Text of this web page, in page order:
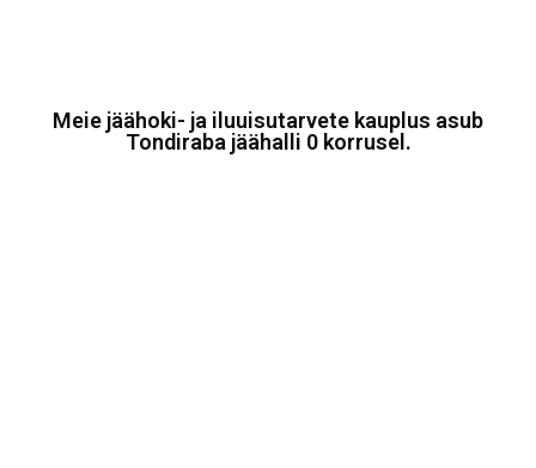
Meie jäähoki- ja iluuisutarvete kauplus asub
Tondiraba jäähalli 0 korrusel.